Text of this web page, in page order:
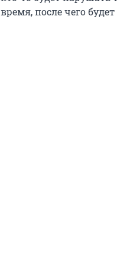
время, после чего